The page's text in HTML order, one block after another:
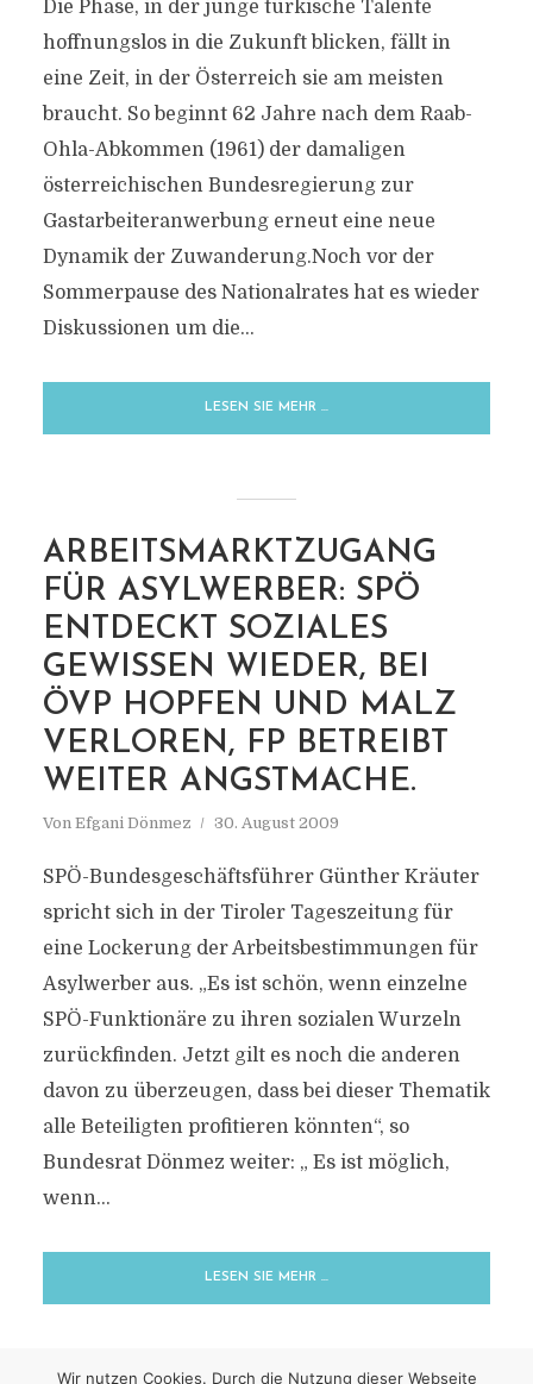
MARKIERUNG
ARBEITSMARKT
Die Phase, in der junge türkische Talente
hoffnungslos in die Zukunft blicken, fällt in
eine Zeit, in der Österreich sie am meisten
braucht. So beginnt 62 Jahre nach dem Raab-
Ohla-Abkommen (1961) der damaligen
österreichischen Bundesregierung zur
Gastarbeiteranwerbung erneut eine neue
Dynamik der Zuwanderung.Noch vor der
Sommerpause des Nationalrates hat es wieder
Diskussionen um die...
LESEN SIE MEHR …
ARBEITSMARKTZUGANG
FÜR ASYLWERBER: SPÖ
ENTDECKT SOZIALES
GEWISSEN WIEDER, BEI
ÖVP HOPFEN UND MALZ
VERLOREN, FP BETREIBT
WEITER ANGSTMACHE.
Von Efgani Dönmez 30. August 2009
SPÖ-Bundesgeschäftsführer Günther Kräuter
spricht sich in der Tiroler Tageszeitung für
eine Lockerung der Arbeitsbestimmungen für
Asylwerber aus. „Es ist schön, wenn einzelne
SPÖ-Funktionäre zu ihren sozialen Wurzeln
zurückfinden. Jetzt gilt es noch die anderen
davon zu überzeugen, dass bei dieser Thematik
alle Beteiligten profitieren könnten“, so
Bundesrat Dönmez weiter: „ Es ist möglich,
wenn...
LESEN SIE MEHR …
Wir nutzen Cookies. Durch die Nutzung dieser Webseite